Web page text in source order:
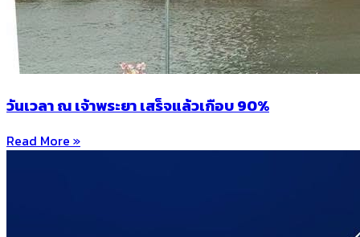
วันเวลา ณ เจ้าพระยา เสร็จแล้วเกือบ 90%
Read More »